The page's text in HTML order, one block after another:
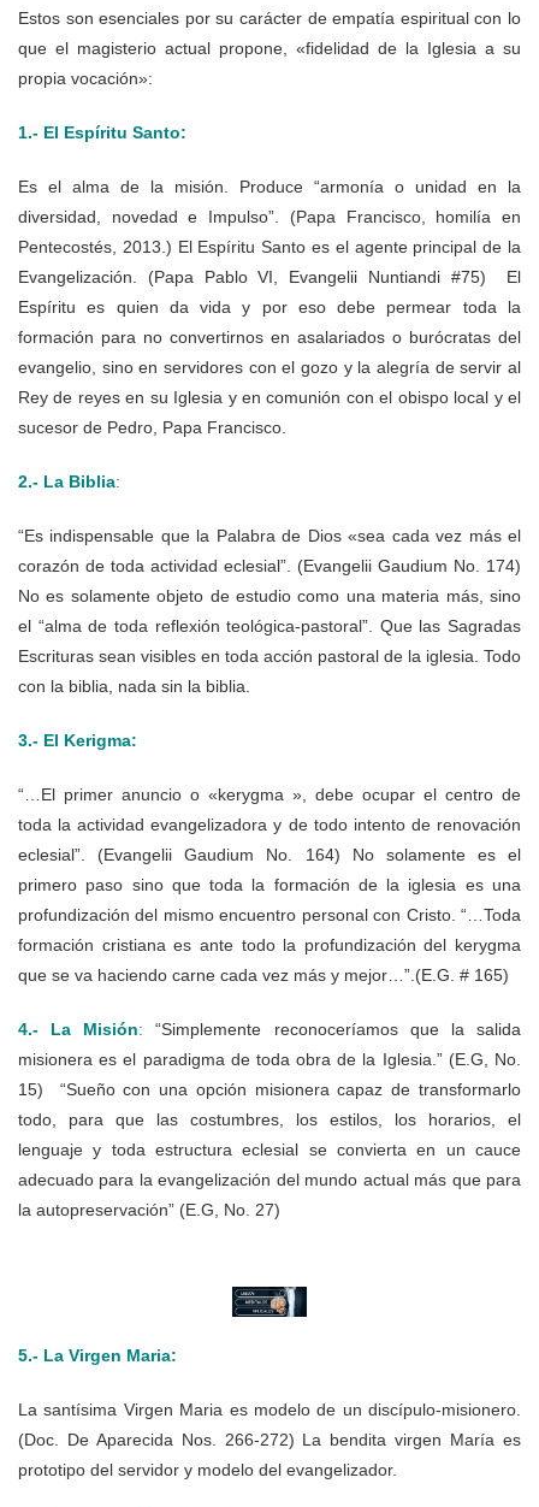
Estos son esenciales por su carácter de empatía espiritual con lo
que el magisterio actual propone, «fidelidad de la Iglesia a su
propia vocación»:
1.- El Espíritu Santo:
Es el alma de la misión. Produce “armonía o unidad en la
diversidad, novedad e Impulso”. (Papa Francisco, homilía en
Pentecostés, 2013.) El Espíritu Santo es el agente principal de la
Evangelización. (Papa Pablo VI, Evangelii Nuntiandi #75) El
Espíritu es quien da vida y por eso debe permear toda la
formación para no convertirnos en asalariados o burócratas del
evangelio, sino en servidores con el gozo y la alegría de servir al
Rey de reyes en su Iglesia y en comunión con el obispo local y el
sucesor de Pedro, Papa Francisco.
2.- La Biblia:
“Es indispensable que la Palabra de Dios «sea cada vez más el
corazón de toda actividad eclesial”. (Evangelii Gaudium No. 174)
No es solamente objeto de estudio como una materia más, sino
el “alma de toda reflexión teológica-pastoral”. Que las Sagradas
Escrituras sean visibles en toda acción pastoral de la iglesia. Todo
con la biblia, nada sin la biblia.
3.- El Kerigma:
“…El primer anuncio o «kerygma », debe ocupar el centro de
toda la actividad evangelizadora y de todo intento de renovación
eclesial”. (Evangelii Gaudium No. 164) No solamente es el
primero paso sino que toda la formación de la iglesia es una
profundización del mismo encuentro personal con Cristo. “…Toda
formación cristiana es ante todo la profundización del kerygma
que se va haciendo carne cada vez más y mejor…”.(E.G. # 165)
4.- La Misión: “Simplemente reconoceríamos que la salida
misionera es el paradigma de toda obra de la Iglesia.” (E.G, No.
15) “Sueño con una opción misionera capaz de transformarlo
todo, para que las costumbres, los estilos, los horarios, el
lenguaje y toda estructura eclesial se convierta en un cauce
adecuado para la evangelización del mundo actual más que para
la autopreservación” (E.G, No. 27)
5.- La Virgen Maria:
La santísima Virgen Maria es modelo de un discípulo-misionero.
(Doc. De Aparecida Nos. 266-272) La bendita virgen María es
prototipo del servidor y modelo del evangelizador.